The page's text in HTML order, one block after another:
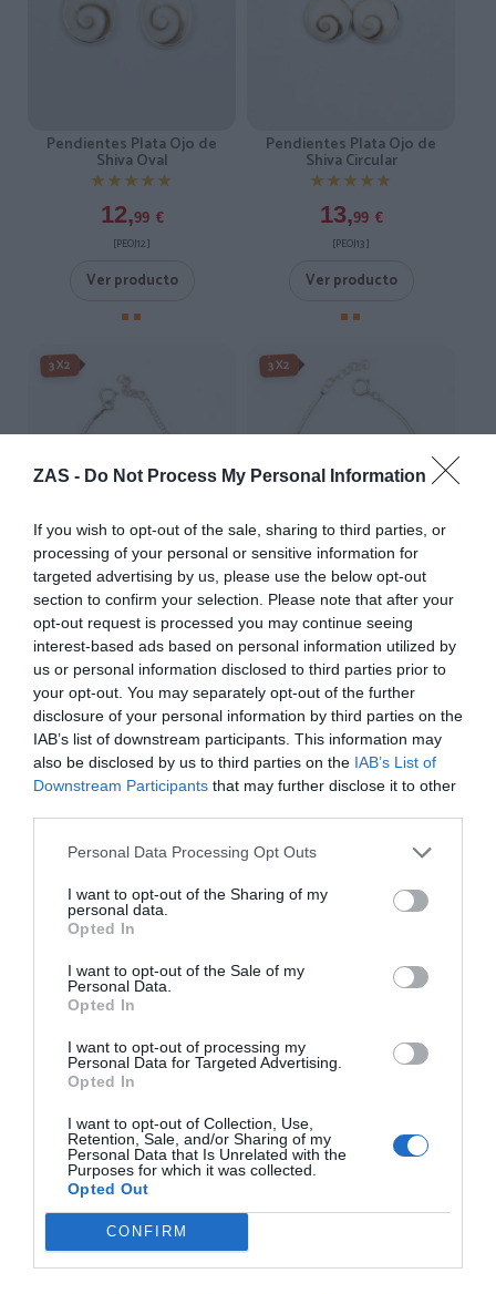
ZAS - Do Not Process My Personal Information
If you wish to opt-out of the sale, sharing to third parties, or
processing of your personal or sensitive information for
targeted advertising by us, please use the below opt-out
section to confirm your selection. Please note that after your
opt-out request is processed you may continue seeing
interest-based ads based on personal information utilized by
us or personal information disclosed to third parties prior to
your opt-out. You may separately opt-out of the further
disclosure of your personal information by third parties on the
IAB’s list of downstream participants. This information may
also be disclosed by us to third parties on the IAB’s List of
Downstream Participants that may further disclose it to other
Personal Data Processing Opt Outs
I want to opt-out of the Sharing of my
personal data.
Opted In
I want to opt-out of the Sale of my
Personal Data.
Opted In
I want to opt-out of processing my
Personal Data for Targeted Advertising.
Opted In
I want to opt-out of Collection, Use,
Retention, Sale, and/or Sharing of my
Personal Data that Is Unrelated with the
Purposes for which it was collected.
Opted Out
CONFIRM
Pendientes Plata Ojo de
Shiva Oval
★★★★★
★★★★★
12,99 €
[PEOJ12 ]
Ver producto
Pendientes Plata Ojo de
Shiva Circular
★★★★★
★★★★★
13,99 €
[PEOJ13 ]
Ver producto
3X2
Pulsera Plata tres Ojos de
Shiva
★★★★★
★★★★★
29,
[PUOJ03 ]
Ver producto
3X2
Pulsera Plata Ojo de Shiva
★★★★★
★★★★★
19,95 €
[PUOJ01 ]
Ver producto
Cargar más productos
ZAS DESDE 1999
Casi 3 décadas vistiendo almas libres con piezas
auténticas traídas directamente de origen.
4,7/5 · 1.198 valoraciones
Ver detalles›